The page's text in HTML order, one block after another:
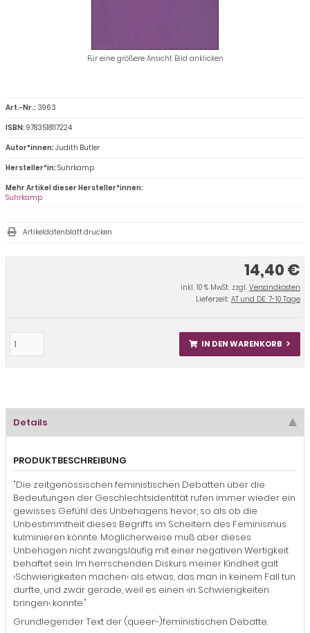
Für eine größere Ansicht Bild anklicken
14,40 €
inkl. 10 % MwSt. zzgl. Versandkosten
Lieferzeit: AT und DE: 7-10 Tage
IN DEN WARENKORB
Art.-Nr.: 3963
ISBN:9783518117224
Autor*innen:Judith Butler
Hersteller*in:Suhrkamp
Mehr Artikel dieser Hersteller*innen:
Suhrkamp
Artikeldatenblatt drucken
Details
PRODUKTBESCHREIBUNG
"Die zeitgenössischen feministischen Debatten über die
Bedeutungen der Geschlechtsidentität rufen immer wieder ein
gewisses Gefühl des Unbehagens hevor, so als ob die
Unbestimmtheit dieses Begriffs im Scheitern des Feminismus
kulminieren könnte. Möglicherweise muß aber dieses
Unbehagen nicht zwangsläufig mit einer negativen Wertigkeit
behaftet sein. Im herrschenden Diskurs meiner Kindheit galt
›Schwierigkeiten machen‹ als etwas, das man in keinem Fall tun
durfte, und zwar gerade, weil es einen ›in Schwierigkeiten
bringen‹ konnte."
Grundlegender Text der (queer-)feministischen Debatte.